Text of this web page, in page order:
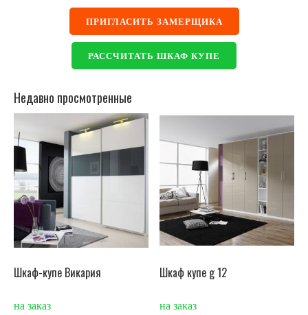
ПРИГЛАСИТЬ ЗАМЕРЩИКА
РАССЧИТАТЬ ШКАФ КУПЕ
Недавно просмотренные
Шкаф-купе Викария
на заказ
Шкаф купе g 12
на заказ